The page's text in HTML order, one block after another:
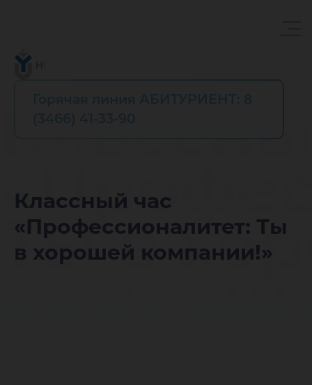
Классный час
«Профессионалитет: Ты
в хорошей компании!»
Ты в